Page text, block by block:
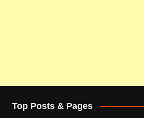
Top Posts & Pages